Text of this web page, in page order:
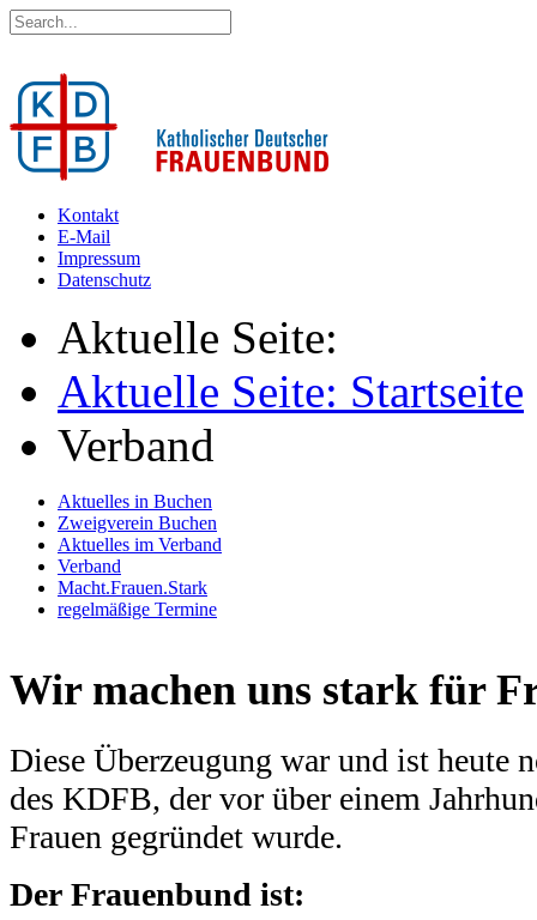
Kontakt
E-Mail
Impressum
Datenschutz
Aktuelle Seite:
Aktuelle Seite: Startseite
Verband
Aktuelles in Buchen
Zweigverein Buchen
Aktuelles im Verband
Verband
Macht.Frauen.Stark
regelmäßige Termine
Wir machen uns stark für
Diese Überzeugung war und ist heute
des KDFB, der vor über einem
Frauen gegründet wurde.
Der Frauenbund ist: